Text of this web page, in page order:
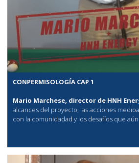
CONPERMISOLOGÍA CAP 1
Mario Marchese, director de HNH
alcances del proyecto, las acciones
con la comunidadad y los desafíos que